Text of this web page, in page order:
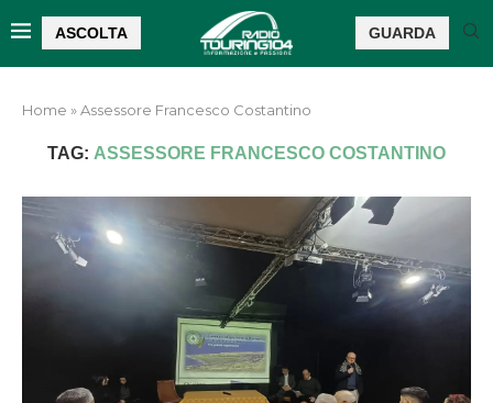
ASCOLTA GUARDA
Home »Assessore Francesco Costantino
TAG: ASSESSORE FRANCESCO COSTANTINO